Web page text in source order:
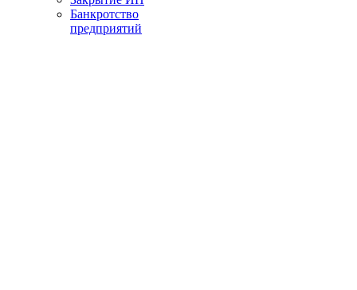
Банкротство
предприятий